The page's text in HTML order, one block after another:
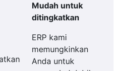
Mudah untuk
ditingkatkan
ERP kami
memungkinkan
Anda untuk